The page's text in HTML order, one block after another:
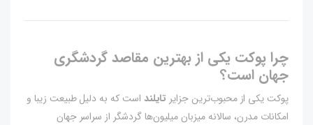
چرا پوکت یکی از بهترین مقاصد گردشگری
جهان است؟
پوکت یکی از محبوب‌ترین جزایر تایلند است که به دلیل طبیعت زیبا و
امکانات مدرن، سالانه میزبان میلیون‌ها گردشگر از سراسر جهان